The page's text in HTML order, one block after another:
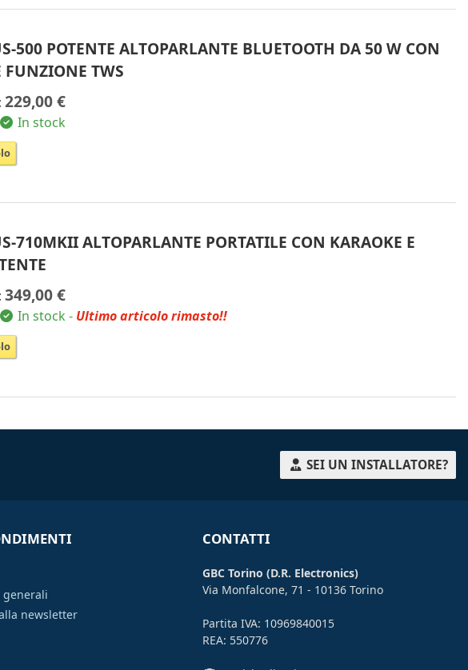
500 POTENTE ALTOPARLANTE BLUETOOTH DA 50 W CON
FUNZIONE TWS
229,00 €
In stock
710MKII ALTOPARLANTE PORTATILE CON KARAOKE E
349,00 €
In stock - Ultimo articolo rimasto!!
SEI UN INSTALLATORE?
generali
newsletter
CONTATTI
GBC Torino (D.R. Electronics)
Via Monfalcone, 71 - 10136 Torino
Partita IVA: 10969840015
REA: 550776